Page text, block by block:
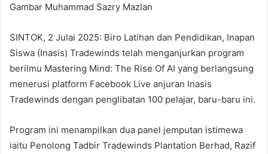
Gambar Muhammad Sazry Mazlan
SINTOK, 2 Julai 2025: Biro Latihan dan Pendidikan, Inapan
Siswa (Inasis) Tradewinds telah menganjurkan program
berilmu Mastering Mind: The Rise Of AI yang berlangsung
menerusi platform Facebook Live anjuran Inasis
Tradewinds dengan penglibatan 100 pelajar, baru-baru ini.
Program ini menampilkan dua panel jemputan istimewa
iaitu Penolong Tadbir Tradewinds Plantation Berhad, Razif